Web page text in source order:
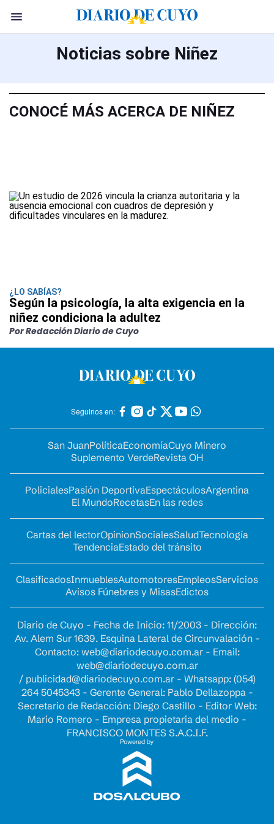
Noticias sobre Niñez
CONOCÉ MÁS ACERCA DE NIÑEZ
¿LO SABÍAS?
Según la psicología, la alta exigencia en la
niñez condiciona la adultez
Por Redacción Diario de Cuyo
Seguinos en:
San JuanPolíticaEconomíaCuyo Minero
Suplemento VerdeRevista OH
PolicialesPasión DeportivaEspectáculosArgentina
El MundoRecetasEn las redes
Cartas del lectorOpinionSocialesSaludTecnología
TendenciaEstado del tránsito
ClasificadosInmueblesAutomotoresEmpleosServicios
Avisos Fúnebres y MisasEdictos
Diario de Cuyo - Fecha de Inicio: 11/2003 - Dirección:
Av. Alem Sur 1639. Esquina Lateral de Circunvalación -
Contacto: web@diariodecuyo.com.ar- Email:
web@diariodecuyo.com.ar
/ publicidad@diariodecuyo.com.ar- Whatsapp: (054)
264 5045343 - Gerente General: Pablo Dellazoppa -
Secretario de Redacción: Diego Castillo - Editor Web:
Mario Romero - Empresa propietaria del medio -
FRANCISCO MONTES S.A.C.I.F.